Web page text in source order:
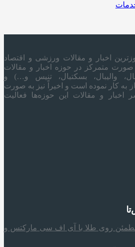
اخبار و مقالات ورزشی و اقتصاد
از سال 1395 به صورت متمرکز در حوزه اخبار و مقالات
والیبال، بسکتبال، تنیس و…) و
به کار نموده است و اخیراً نیز به صورت
اخبار و مقالات این حوزه‌ها فعالیت